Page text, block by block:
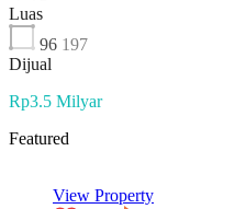
Luas
96 197
Dijual
Rp3.5 Milyar
Featured
View Property